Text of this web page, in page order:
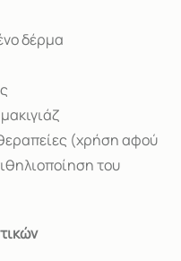
δέρμα
(χρήση αφού
του